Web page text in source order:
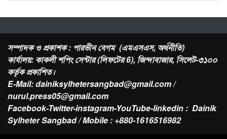
সম্পাদক ও প্রকাশক : পারভীন বেগম (এমএসএস, অর্থনীতি)
কার্যালয়: কাকলী শপিং সেন্টার (লিফটের 6), জিন্দাবাজার, সিলেট-৩১০০
কর্তৃক প্রকাশিত।
E-Mail: dainiksylhetersangbad@gmail.com /
nurul.press05@gmail.com
Facebook-Twitter-instagram-YouTube-linkedin : Dainik
Sylheter Sangbad / Mobile : +880-1616516982